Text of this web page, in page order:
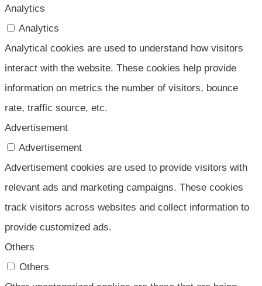
Analytics
Analytics
Analytical cookies are used to understand how visitors
interact with the website. These cookies help provide
information on metrics the number of visitors, bounce
rate, traffic source, etc.
Advertisement
Advertisement
Advertisement cookies are used to provide visitors with
relevant ads and marketing campaigns. These cookies
track visitors across websites and collect information to
provide customized ads.
Others
Others